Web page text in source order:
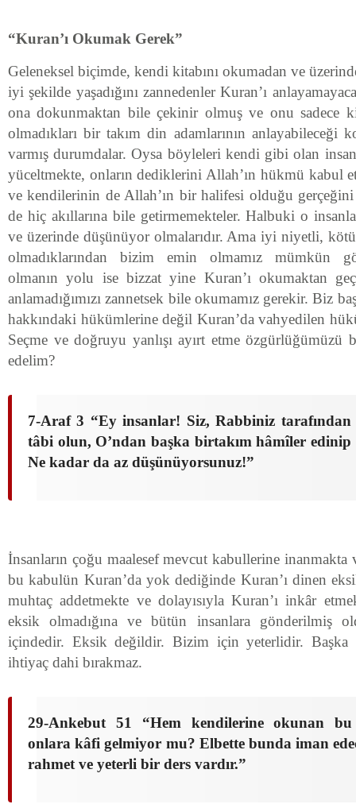
“Kuran’ı Okumak Gerek”
Geleneksel biçimde, kendi kitabını okumadan ve
iyi şekilde yaşadığını zannedenler Kuran’ı
ona dokunmaktan bile çekinir olmuş ve onu sadece
olmadıkları bir takım din adamlarının anlayabileceği
varmış durumdalar. Oysa böyleleri kendi gibi olan
yüceltmekte, onların dediklerini Allah’ın hükmü kabul
ve kendilerinin de Allah’ın bir halifesi olduğu
de hiç akıllarına bile getirmemekteler. Halbuki o
ve üzerinde düşünüyor olmalarıdır. Ama iyi niyetli,
olmadıklarından bizim emin olmamız mümkün
olmanın yolu ise bizzat yine Kuran’ı okumaktan
anlamadığımızı zannetsek bile okumamız gerekir. Biz
hakkındaki hükümlerine değil Kuran’da vahyedilen
Seçme ve doğruyu yanlışı ayırt etme özgürlüğümüzü
edelim?
7-Araf 3 “Ey insanlar! Siz, Rabbiniz tarafından
tâbi olun, O’ndan başka birtakım hâmîler edinip
Ne kadar da az düşünüyorsunuz!”
İnsanların çoğu maalesef mevcut kabullerine inanmakta
bu kabulün Kuran’da yok dediğinde Kuran’ı dinen
muhtaç addetmekte ve dolayısıyla Kuran’ı inkâr
eksik olmadığına ve bütün insanlara gönderilmiş
içindedir. Eksik değildir. Bizim için yeterlidir. Başka
ihtiyaç dahi bırakmaz.
29-Ankebut 51 “Hem kendilerine okunan
onlara kâfi gelmiyor mu? Elbette bunda iman
rahmet ve yeterli bir ders vardır.”